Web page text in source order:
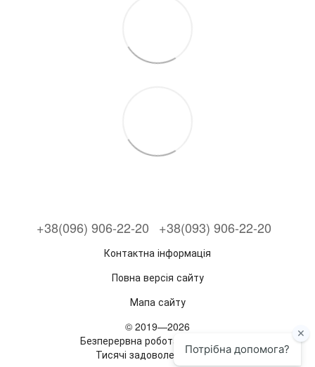
+38(096) 906-22-20 +38(093) 906-22-20
Контактна інформація
Повна версія сайту
Мапа сайту
© 2019—2026
Безперервна робота з 2019 року
Тисячі задоволених жінок